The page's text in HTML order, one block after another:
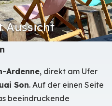
Aussicht
Ardenne, direkt am Ufer
Son. Auf der einen Seite
beeindruckende